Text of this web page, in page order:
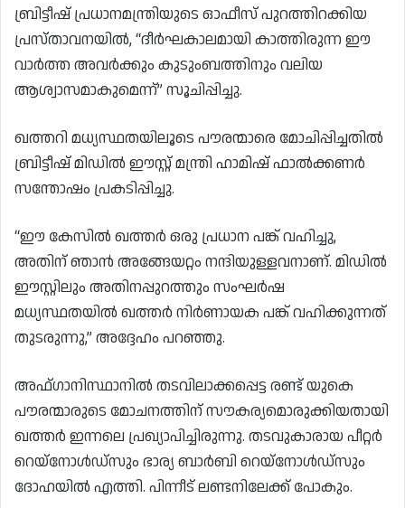
ബ്രിട്ടീഷ് പ്രധാനമന്ത്രിയുടെ ഓഫീസ് പുറത്തിറക്കിയ
പ്രസ്താവനയിൽ, “ദീർഘകാലമായി കാത്തിരുന്ന ഈ
വാർത്ത അവർക്കും കുടുംബത്തിനും വലിയ
ആശ്വാസമാകുമെന്ന്” സൂചിപ്പിച്ചു.
ഖത്തറി മധ്യസ്ഥതയിലൂടെ പൗരന്മാരെ മോചിപ്പിച്ചതിൽ
ബ്രിട്ടീഷ് മിഡിൽ ഈസ്റ്റ് മന്ത്രി ഹാമിഷ് ഫാൽക്കണർ
സന്തോഷം പ്രകടിപ്പിച്ചു.
“ഈ കേസിൽ ഖത്തർ ഒരു പ്രധാന പങ്ക് വഹിച്ചു,
അതിന് ഞാൻ അങ്ങേയറ്റം നന്ദിയുള്ളവനാണ്. മിഡിൽ
ഈസ്റ്റിലും അതിനപ്പുറത്തും സംഘർഷ
മധ്യസ്ഥതയിൽ ഖത്തർ നിർണായക പങ്ക് വഹിക്കുന്നത്
തുടരുന്നു,” അദ്ദേഹം പറഞ്ഞു.
അഫ്ഗാനിസ്ഥാനിൽ തടവിലാക്കപ്പെട്ട രണ്ട് യുകെ
പൗരന്മാരുടെ മോചനത്തിന് സൗകര്യമൊരുക്കിയതായി
ഖത്തർ ഇന്നലെ പ്രഖ്യാപിച്ചിരുന്നു. തടവുകാരായ പീറ്റർ
റെയ്നോൾഡ്സും ഭാര്യ ബാർബി റെയ്നോൾഡ്സും
ദോഹയിൽ എത്തി. പിന്നീട് ലണ്ടനിലേക്ക് പോകും.